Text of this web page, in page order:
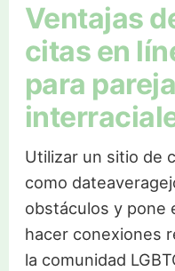
Ventajas
citas en
para
Utilizar un sitio de
como
obstáculos y pone
hacer conexiones
la comunidad